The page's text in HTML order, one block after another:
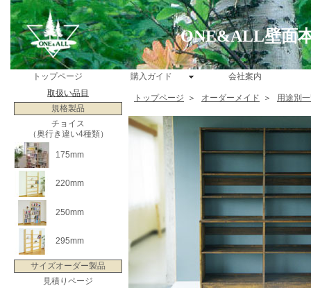
ONE&ALL壁面
トップページ 購入ガイド
会社案内
取扱い品目
規格製品
チョイス
（奥行き違い4種類）
175mm
220mm
250mm
295mm
サイズオーダー製品
見積りページ
トップページ ＞ オーダーメイド ＞ 用途別